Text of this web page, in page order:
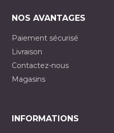
NOS AVANTAGES
Paiement sécurisé
Livraison
Contactez-nous
Magasins
INFORMATIONS